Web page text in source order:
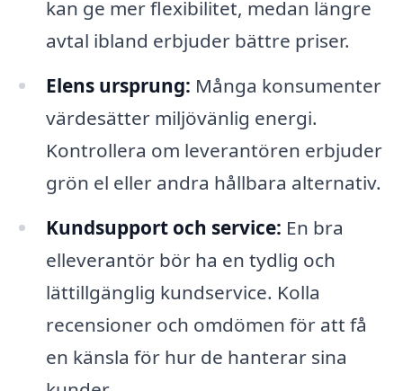
kan ge mer flexibilitet, medan längre
avtal ibland erbjuder bättre priser.
Elens ursprung: Många konsumenter
värdesätter miljövänlig energi.
Kontrollera om leverantören erbjuder
grön el eller andra hållbara alternativ.
Kundsupport och service: En bra
elleverantör bör ha en tydlig och
lättillgänglig kundservice. Kolla
recensioner och omdömen för att få
en känsla för hur de hanterar sina